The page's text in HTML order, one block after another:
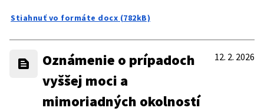
Stiahnuť vo formáte docx (782kB)
Oznámenie o prípadoch
vyššej moci a
mimoriadných okolností
12. 2. 2026